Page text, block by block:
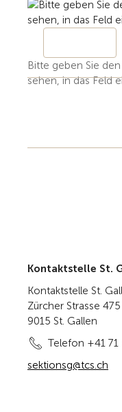
Bitte geben Sie
sehen, in das Feld
Kontaktstelle St.
Kontaktstelle St.
Zürcher Strasse 475
9015 St. Gallen
Telefon +41 71
sektionsg@tcs.ch